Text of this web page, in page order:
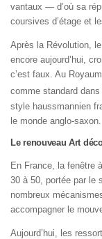
vantaux — d’où sa
coursives d’étage et
Après la Révolution,
encore aujourd’hui,
c’est faux. Au
comme standard
style haussmannien
le monde anglo-saxon.
Le renouveau Art
En France, la fenêtre
30 à 50, portée par le
nombreux
accompagner le
Aujourd’hui, les